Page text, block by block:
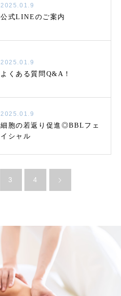
2025.01.9
公式LINEのご案内
2025.01.9
よくある質問Q&A！
2025.01.9
細胞の若返り促進◎BBLフェ
イシャル
3 4